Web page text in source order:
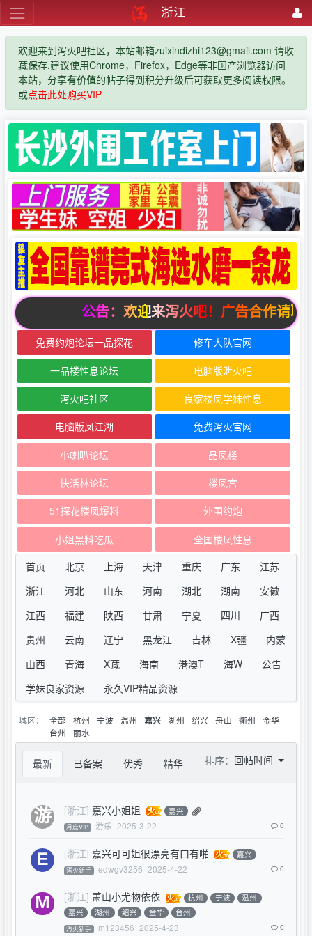
浙江
欢迎来到泻火吧社区，本站邮箱zuixindizhi123@gmail.com 请收
藏保存,建议使用Chrome，Firefox，Edge等非国产浏览器访问
本站，分享有价值的帖子得到积分升级后可获取更多阅读权限。
或点击此处购买VIP
公告：欢迎来泻火吧！广告合作请
免费约炮论坛一品探花 修车大队官网
一品楼性息论坛 电脑版泄火吧
泻火吧社区 良家楼凤学妹性息
电脑版凤江湖 免费泻火官网
小喇叭论坛 品凤楼
快活林论坛 楼凤宫
51探花楼凤爆料 外围约炮
小姐黑料吃瓜
全国楼凤性息
首页
北京 上海 天津 重庆 广东
江苏
浙江
河北 山东 河南 湖北 湖南
安徽
江西
福建 陕西 甘肃 宁夏 四川
广西
贵州
云南 辽宁 黑龙江 吉林 X疆
内蒙
山西
青海 X藏 海南 港澳T 海W
公告
学妹良家资源
永久VIP精品资源
城区： 全部 杭州 宁波 温州 嘉兴 湖州 绍兴 舟山 衢州
金华
台州
丽水
最新 已备案 优秀 精华 排序： 回帖时间
[浙江] 嘉兴小姐姐 嘉兴
月度VIP 游乐 2025-3-22 0
[浙江] 嘉兴可可姐很漂亮有口有啪 嘉兴
泻火新手 edwgv3256 2025-4-22 0
[浙江] 萧山小尤物依依 杭州 宁波
温州
嘉兴
湖州 绍兴 金华 台州
泻火新手 m123456 2025-4-23 0